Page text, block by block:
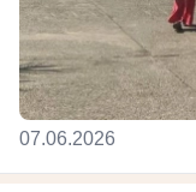
07.06.2026